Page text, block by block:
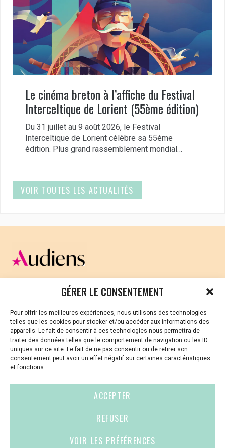
GÉRER LE CONSENTEMENT
Pour offrir les meilleures expériences, nous utilisons des technologies
telles que les cookies pour stocker et/ou accéder aux informations des
appareils. Le fait de consentir à ces technologies nous permettra de
traiter des données telles que le comportement de navigation ou les ID
uniques sur ce site. Le fait de ne pas consentir ou de retirer son
consentement peut avoir un effet négatif sur certaines caractéristiques
et fonctions.
ACCEPTER
REFUSER
VOIR LES PRÉFÉRENCES
Le cinéma breton à l’affiche du Festival
Interceltique de Lorient (55ème édition)
Du 31 juillet au 9 août 2026, le Festival
Interceltique de Lorient célèbre sa 55ème
édition. Plus grand rassemblement mondial…
VOIR TOUTES LES ACTUALITÉS
CELLULE D’ÉCOUTE ET DE SOUTIEN PSYCHOLOGIQUE ET
Vous avez été témoin ou vous êtes victime de VSS ? Ou
vous êtes référent·es harcèlement en besoin de soutien
ou d’informations ?
01 87 20 30 90
violences-sexuelles-culture@audiens.org